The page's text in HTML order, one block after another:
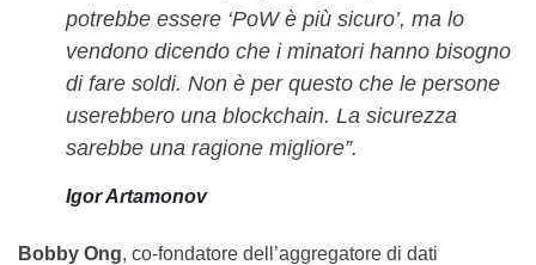
potrebbe essere ‘PoW è più sicuro’, ma lo
vendono dicendo che i minatori hanno bisogno
di fare soldi. Non è per questo che le persone
userebbero una blockchain. La sicurezza
sarebbe una ragione migliore”.
Igor Artamonov
Bobby Ong, co-fondatore dell’aggregatore di dati